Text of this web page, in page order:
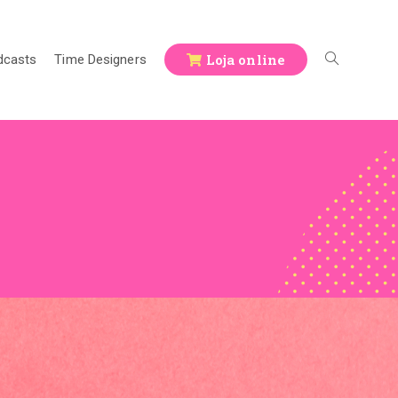
Time Designers Loja online